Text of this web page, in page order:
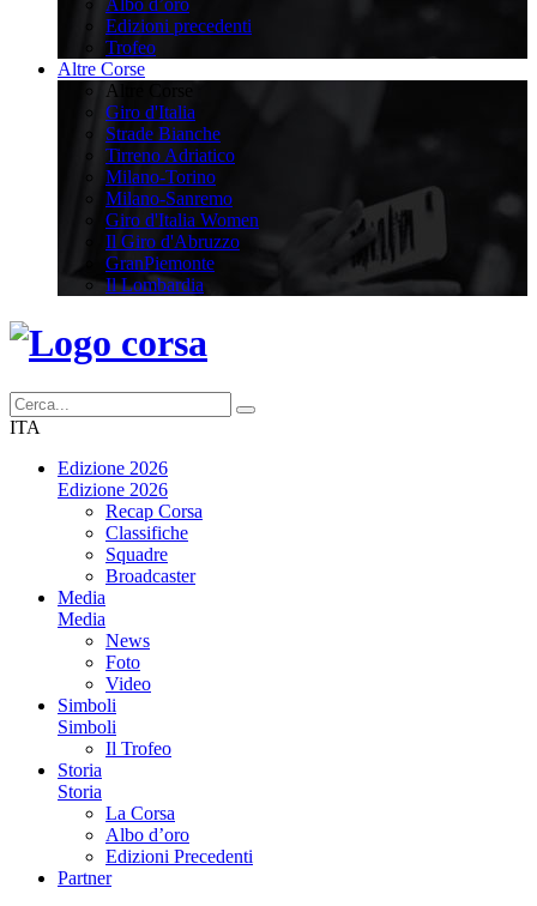
Albo d’oro
Edizioni precedenti
Trofeo
Altre Corse
Altre Corse
Giro d'Italia
Strade Bianche
Tirreno Adriatico
Milano-Torino
Milano-Sanremo
Giro d'Italia Women
Il Giro d'Abruzzo
GranPiemonte
Il Lombardia
ITA
Edizione 2026
Edizione 2026
Recap Corsa
Classifiche
Squadre
Broadcaster
Media
Media
News
Foto
Video
Simboli
Simboli
Il Trofeo
Storia
Storia
La Corsa
Albo d’oro
Edizioni Precedenti
Partner